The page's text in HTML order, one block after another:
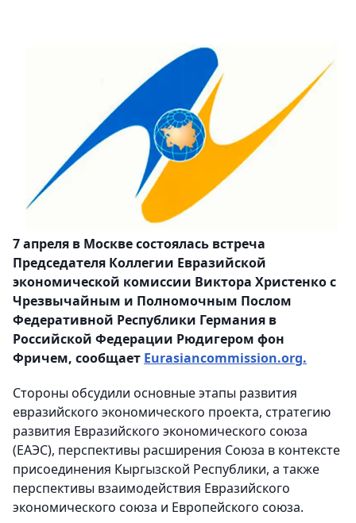
7 апреля в Москве состоялась встреча
Председателя Коллегии Евразийской
экономической комиссии Виктора Христенко с
Чрезвычайным и Полномочным Послом
Федеративной Республики Германия в
Российской Федерации Рюдигером фон
Фричем, сообщает Еurasiancommission.org.
Стороны обсудили основные этапы развития
евразийского экономического проекта, стратегию
развития Евразийского экономического союза
(ЕАЭС), перспективы расширения Союза в контексте
присоединения Кыргызской Республики, а также
перспективы взаимодействия Евразийского
экономического союза и Европейского союза.